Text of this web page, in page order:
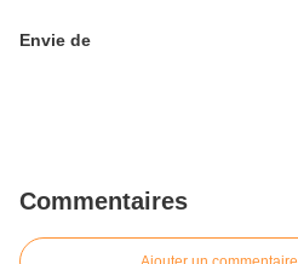
Envie de
Commentaires